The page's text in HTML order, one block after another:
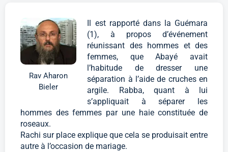
Rav Aharon
Bieler
Il est rapporté dans la Guémara
(1), à propos d’événement
réunissant des hommes et des
femmes, que Abayé avait
l’habitude de dresser une
séparation à l’aide de cruches en
argile. Rabba, quant à lui
s’appliquait à séparer les
hommes des femmes par une haie constituée de
roseaux.
Rachi sur place explique que cela se produisait entre
autre à l’occasion de mariage.